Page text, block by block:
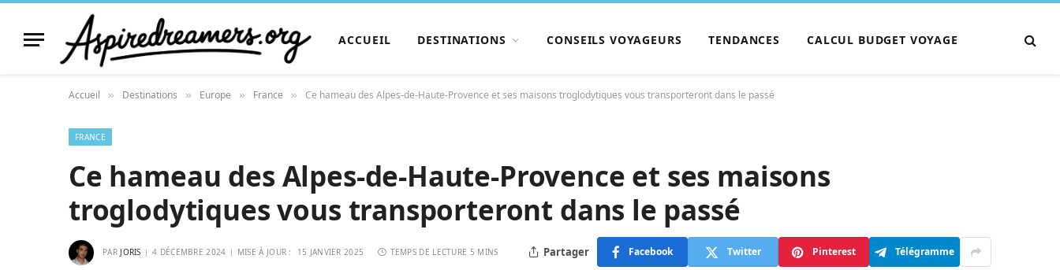
ACCUEIL DESTINATIONS CONSEILS VOYAGEURS TENDANCES CALCUL BUDGET VOYAGE
Accueil » Destinations » Europe » France » Ce hameau des Alpes-de-Haute-Provence et ses maisons troglodytiques vous transporteront dans le passé
FRANCE
Ce hameau des Alpes-de-Haute-Provence et ses maisons
troglodytiques vous transporteront dans le passé
PAR JORIS 4 DÉCEMBRE 2024 MISE À JOUR : 15 JANVIER 2025 TEMPS DE LECTURE 5 MINS Partager Facebook Twitter Pinterest Télégramme